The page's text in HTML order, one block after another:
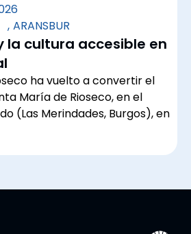
, ARANSBUR
la cultura accesible en
ha vuelto a convertir el
María de Rioseco, en el
(Las Merindades, Burgos), en